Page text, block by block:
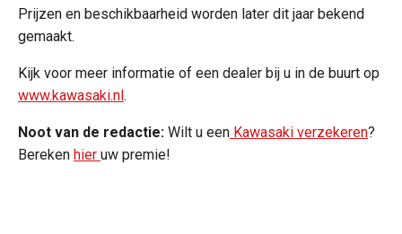
Prijzen en beschikbaarheid worden later dit jaar bekend
gemaakt.
Kijk voor meer informatie of een dealer bij u in de buurt op
www.kawasaki.nl.
Noot van de redactie: Wilt u een Kawasaki verzekeren?
Bereken hier uw premie!